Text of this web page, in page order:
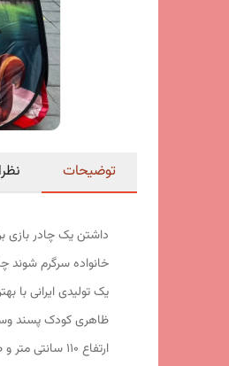
توضیحات
داشتن یک چادر بازی
خانواده سرگرم
یک تولیدی ایرانی با